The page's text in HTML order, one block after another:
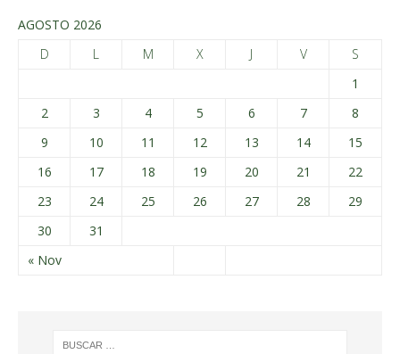
AGOSTO 2026
D
L M X J V S
« Nov
1
2
3 4 5 6 7
8
9
10 11 12 13 14
15
16
17 18 19 20 21
22
23
24 25 26 27 28
29
30
31